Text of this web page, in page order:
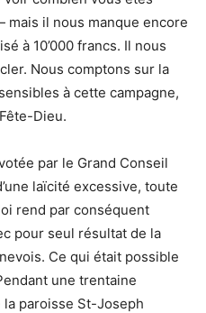
il nous manque encore
à 10’000 francs. Il nous
Nous comptons sur la
à cette campagne,
Dieu.
par le Grand Conseil
laïcité excessive, toute
rend par conséquent
pour seul résultat de la
Ce qui était possible
une trentaine
la paroisse St-Joseph